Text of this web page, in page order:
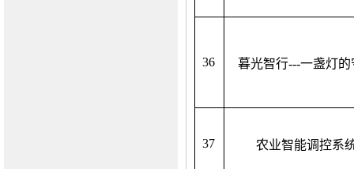
36 暮光智行---一盏灯的
37 农业智能调控系